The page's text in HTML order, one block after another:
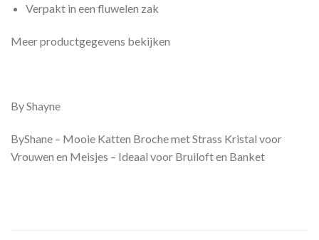
Verpakt in een fluwelen zak
Meer productgegevens bekijken
By Shayne
ByShane – Mooie Katten Broche met Strass Kristal voor
Vrouwen en Meisjes – Ideaal voor Bruiloft en Banket